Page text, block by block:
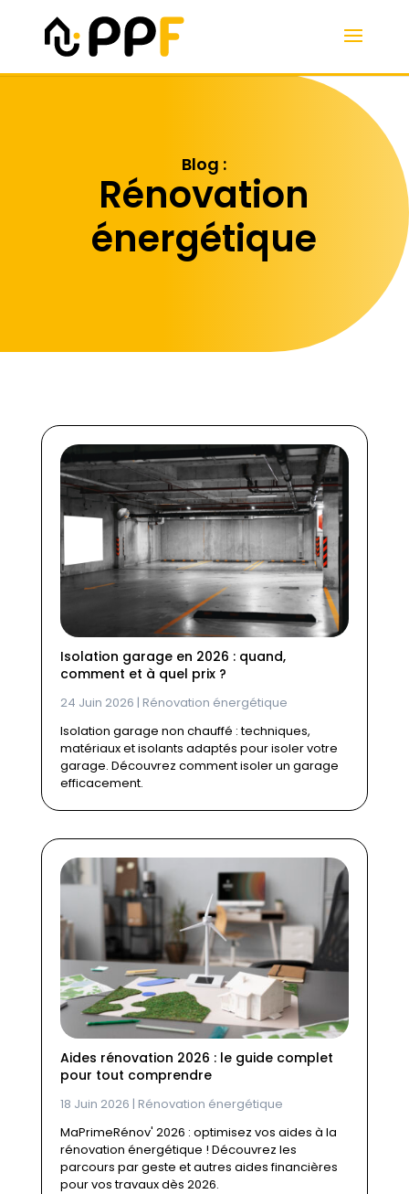
Blog :
Rénovation
énergétique
Isolation garage en 2026 : quand,
comment et à quel prix ?
24 Juin 2026 | Rénovation énergétique
Isolation garage non chauffé : techniques,
matériaux et isolants adaptés pour isoler votre
garage. Découvrez comment isoler un garage
efficacement.
Aides rénovation 2026 : le guide complet
pour tout comprendre
18 Juin 2026 | Rénovation énergétique
MaPrimeRénov' 2026 : optimisez vos aides à la
rénovation énergétique ! Découvrez les
parcours par geste et autres aides financières
pour vos travaux dès 2026.